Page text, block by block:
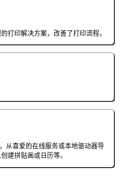
打印解决方案，改善了打印流程。
，从喜爱的在线服务或本地驱动器导
建拼贴画或日历等。